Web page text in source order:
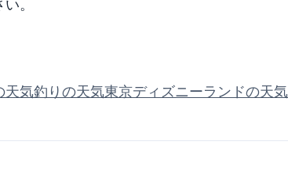
。
天気釣りの天気東京ディズニーランドの天気